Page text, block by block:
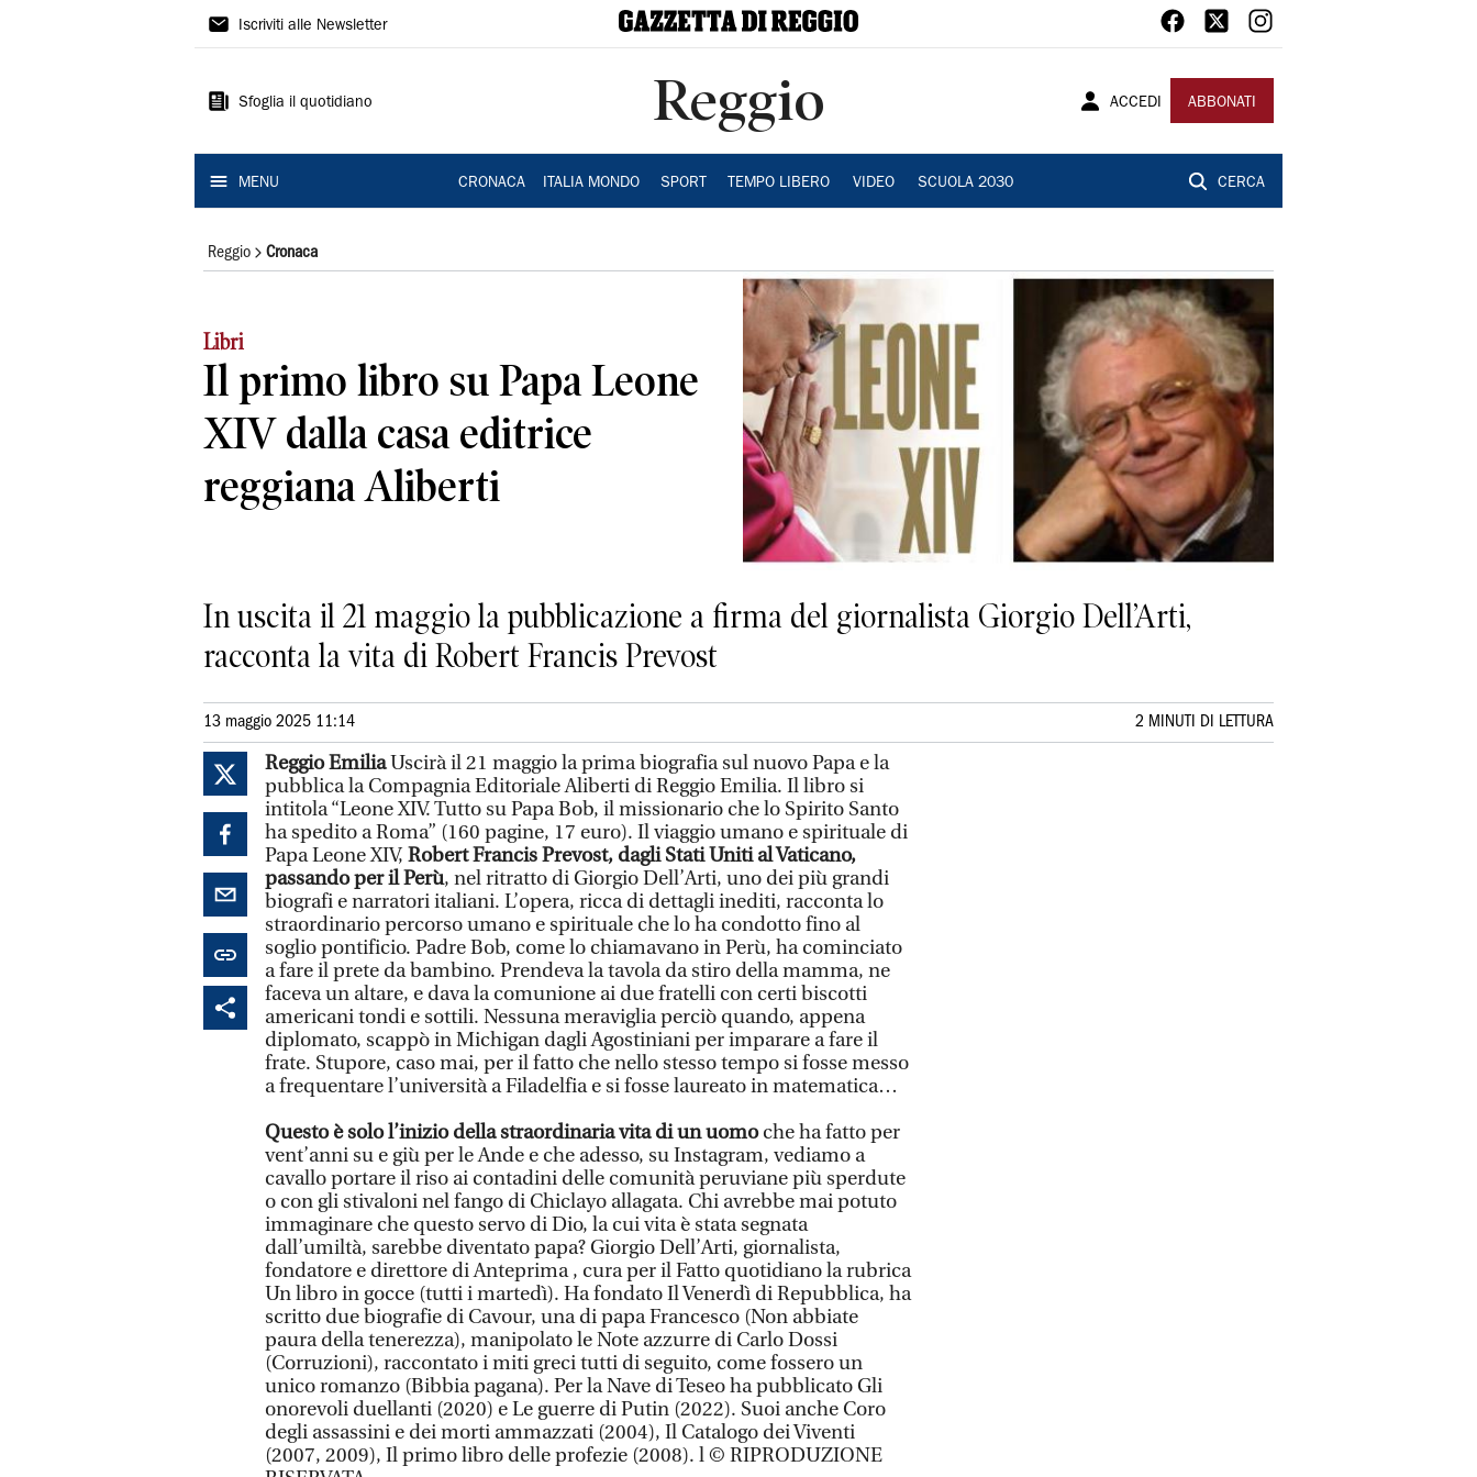
Gazzetta
Reggio
Iscriviti alle Newsletter
Sfoglia il quotidiano Reggio ACCEDI ABBONATI
MENU CRONACA ITALIA MONDO SPORT TEMPO LIBERO VIDEO SCUOLA 2030 CERCA
Reggio Cronaca
Libri
Il primo libro su Papa Leone
XIV dalla casa editrice
reggiana Aliberti
In uscita il 21 maggio la pubblicazione a firma del giornalista Giorgio Dell’Arti,
racconta la vita di Robert Francis Prevost
13 maggio 2025 11:14 2 MINUTI DI LETTURA
Reggio EmiliaUscirà il 21 maggio la prima biografia sul nuovo Papa e la
pubblica la Compagnia Editoriale Aliberti di Reggio Emilia. Il libro si
intitola “Leone XIV. Tutto su Papa Bob, il missionario che lo Spirito Santo
ha spedito a Roma” (160 pagine, 17 euro). Il viaggio umano e spirituale di
Papa Leone XIV,Robert Francis Prevost, dagli Stati Uniti al Vaticano,
passando per il Perù, nel ritratto di Giorgio Dell’Arti, uno dei più grandi
biografi e narratori italiani. L’opera, ricca di dettagli inediti, racconta lo
straordinario percorso umano e spirituale che lo ha condotto fino al
soglio pontificio. Padre Bob, come lo chiamavano in Perù, ha cominciato
a fare il prete da bambino. Prendeva la tavola da stiro della mamma, ne
faceva un altare, e dava la comunione ai due fratelli con certi biscotti
americani tondi e sottili. Nessuna meraviglia perciò quando, appena
diplomato, scappò in Michigan dagli Agostiniani per imparare a fare il
frate. Stupore, caso mai, per il fatto che nello stesso tempo si fosse messo
a frequentare l’università a Filadelfia e si fosse laureato in matematica…
Questo è solo l’inizio della straordinaria vita di un uomoche ha fatto per
vent’anni su e giù per le Ande e che adesso, su Instagram, vediamo a
cavallo portare il riso ai contadini delle comunità peruviane più sperdute
o con gli stivaloni nel fango di Chiclayo allagata. Chi avrebbe mai potuto
immaginare che questo servo di Dio, la cui vita è stata segnata
dall’umiltà, sarebbe diventato papa? Giorgio Dell’Arti, giornalista,
fondatore e direttore di Anteprima , cura per il Fatto quotidiano la rubrica
Un libro in gocce (tutti i martedì). Ha fondato Il Venerdì di Repubblica, ha
scritto due biografie di Cavour, una di papa Francesco (Non abbiate
paura della tenerezza), manipolato le Note azzurre di Carlo Dossi
(Corruzioni), raccontato i miti greci tutti di seguito, come fossero un
unico romanzo (Bibbia pagana). Per la Nave di Teseo ha pubblicato Gli
onorevoli duellanti (2020) e Le guerre di Putin (2022). Suoi anche Coro
degli assassini e dei morti ammazzati (2004), Il Catalogo dei Viventi
(2007, 2009), Il primo libro delle profezie (2008). l © RIPRODUZIONE